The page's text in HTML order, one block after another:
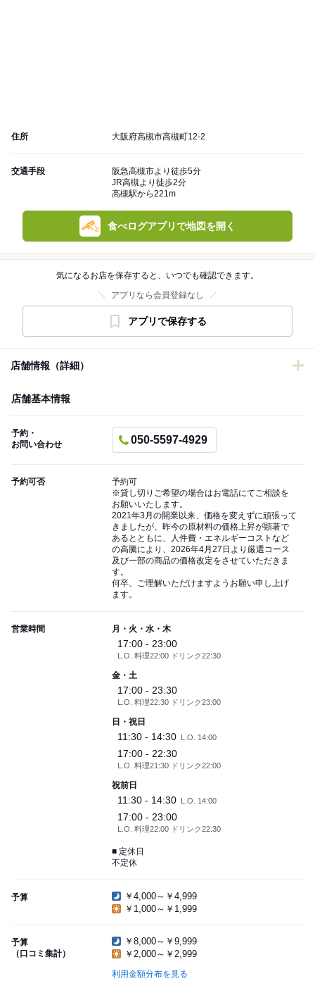
住所 大阪府高槻市高槻町12-2
交通手段
阪急高槻市より徒歩5分
JR高槻より徒歩2分
高槻駅から221m
食べログアプリで地図を開く
気になるお店を保存すると、いつでも確認できます。
アプリなら会員登録なし
アプリで保存する
店舗情報（詳細）
店舗基本情報
予約・
お問い合わせ
050-5597-4929
予約可否
予約可
※貸し切りご希望の場合はお電話にてご相談を
お願いいたします。
2021年3月の開業以来、価格を変えずに頑張って
きましたが、昨今の原材料の価格上昇が顕著で
あるとともに、人件費・エネルギーコストなど
の高騰により、2026年4月27日より厳選コース
及び一部の商品の価格改定をさせていただきま
す。
何卒、ご理解いただけますようお願い申し上げ
ます。
営業時間 月・火・水・木
17:00 - 23:00
L.O. 料理22:00 ドリンク22:30
金・土
17:00 - 23:30
L.O. 料理22:30 ドリンク23:00
日・祝日
11:30 - 14:30 L.O. 14:00
17:00 - 22:30
L.O. 料理21:30 ドリンク22:00
祝前日
11:30 - 14:30 L.O. 14:00
17:00 - 23:00
L.O. 料理22:00 ドリンク22:30
■ 定休日
不定休
予算
￥4,000～￥4,999
￥1,000～￥1,999
予算
（口コミ集計）
￥8,000～￥9,999
￥2,000～￥2,999
利用金額分布を見る